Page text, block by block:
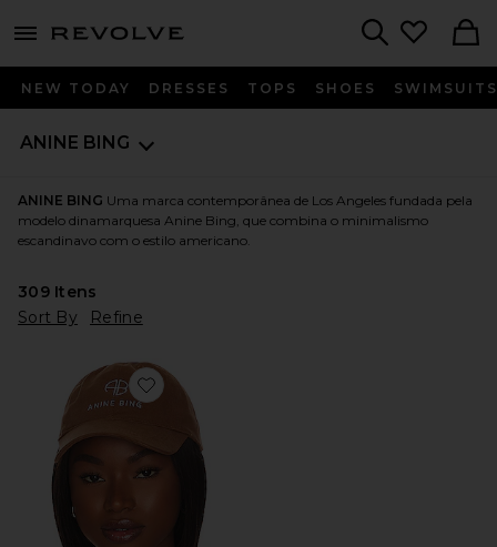
menu - shows more content
NEW TODAY DRESSES TOPS SHOES SWIMSUITS
ANINE BING
ANINE BING Uma marca contemporânea de Los Angeles fundada pela
modelo dinamarquesa Anine Bing, que combina o minimalismo
escandinavo com o estilo americano.
309Itens
Sort By
Refine
Favorite Jeremy Baseball Cap